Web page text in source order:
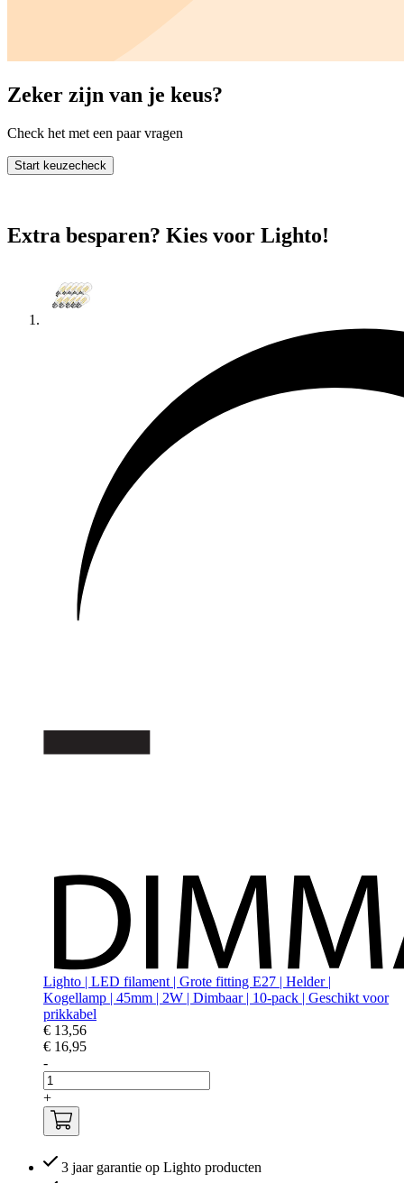
Zeker zijn van je keus?
Check het met een paar vragen
Start keuzecheck
Extra besparen? Kies voor Lighto!
Lighto | LED filament | Grote fitting E27 | Helder |
Kogellamp | 45mm | 2W | Dimbaar | 10-pack | Geschikt voor
prikkabel
€ 13,56
€ 16,95
-
+
3 jaar garantie op Lighto producten